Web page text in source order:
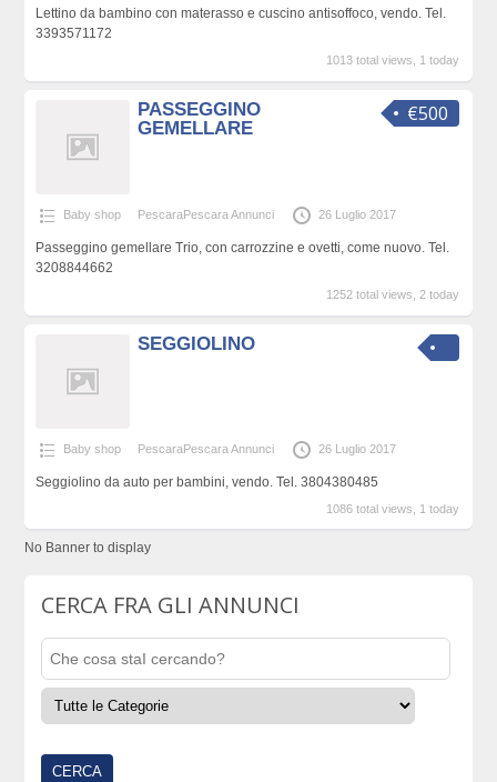
Lettino da bambino con materasso e cuscino antisoffoco, vendo. Tel.
3393571172
1013 total views, 1 today
€500
PASSEGGINO
GEMELLARE
Baby shop PescaraPescara Annunci 26 Luglio 2017
Passeggino gemellare Trio, con carrozzine e ovetti, come nuovo. Tel.
3208844662
1252 total views, 2 today
SEGGIOLINO
Baby shop PescaraPescara Annunci 26 Luglio 2017
Seggiolino da auto per bambini, vendo. Tel. 3804380485
1086 total views, 1 today
No Banner to display
CERCA FRA GLI ANNUNCI